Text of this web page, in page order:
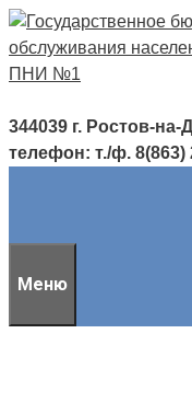
Перейти
к
содержимому
344039 г. Ростов-на-
телефон: т./ф. 8(863)
Меню